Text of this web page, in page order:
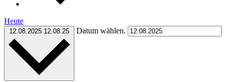
Heute
12.08.2025 12.08.25 Datum wählen.